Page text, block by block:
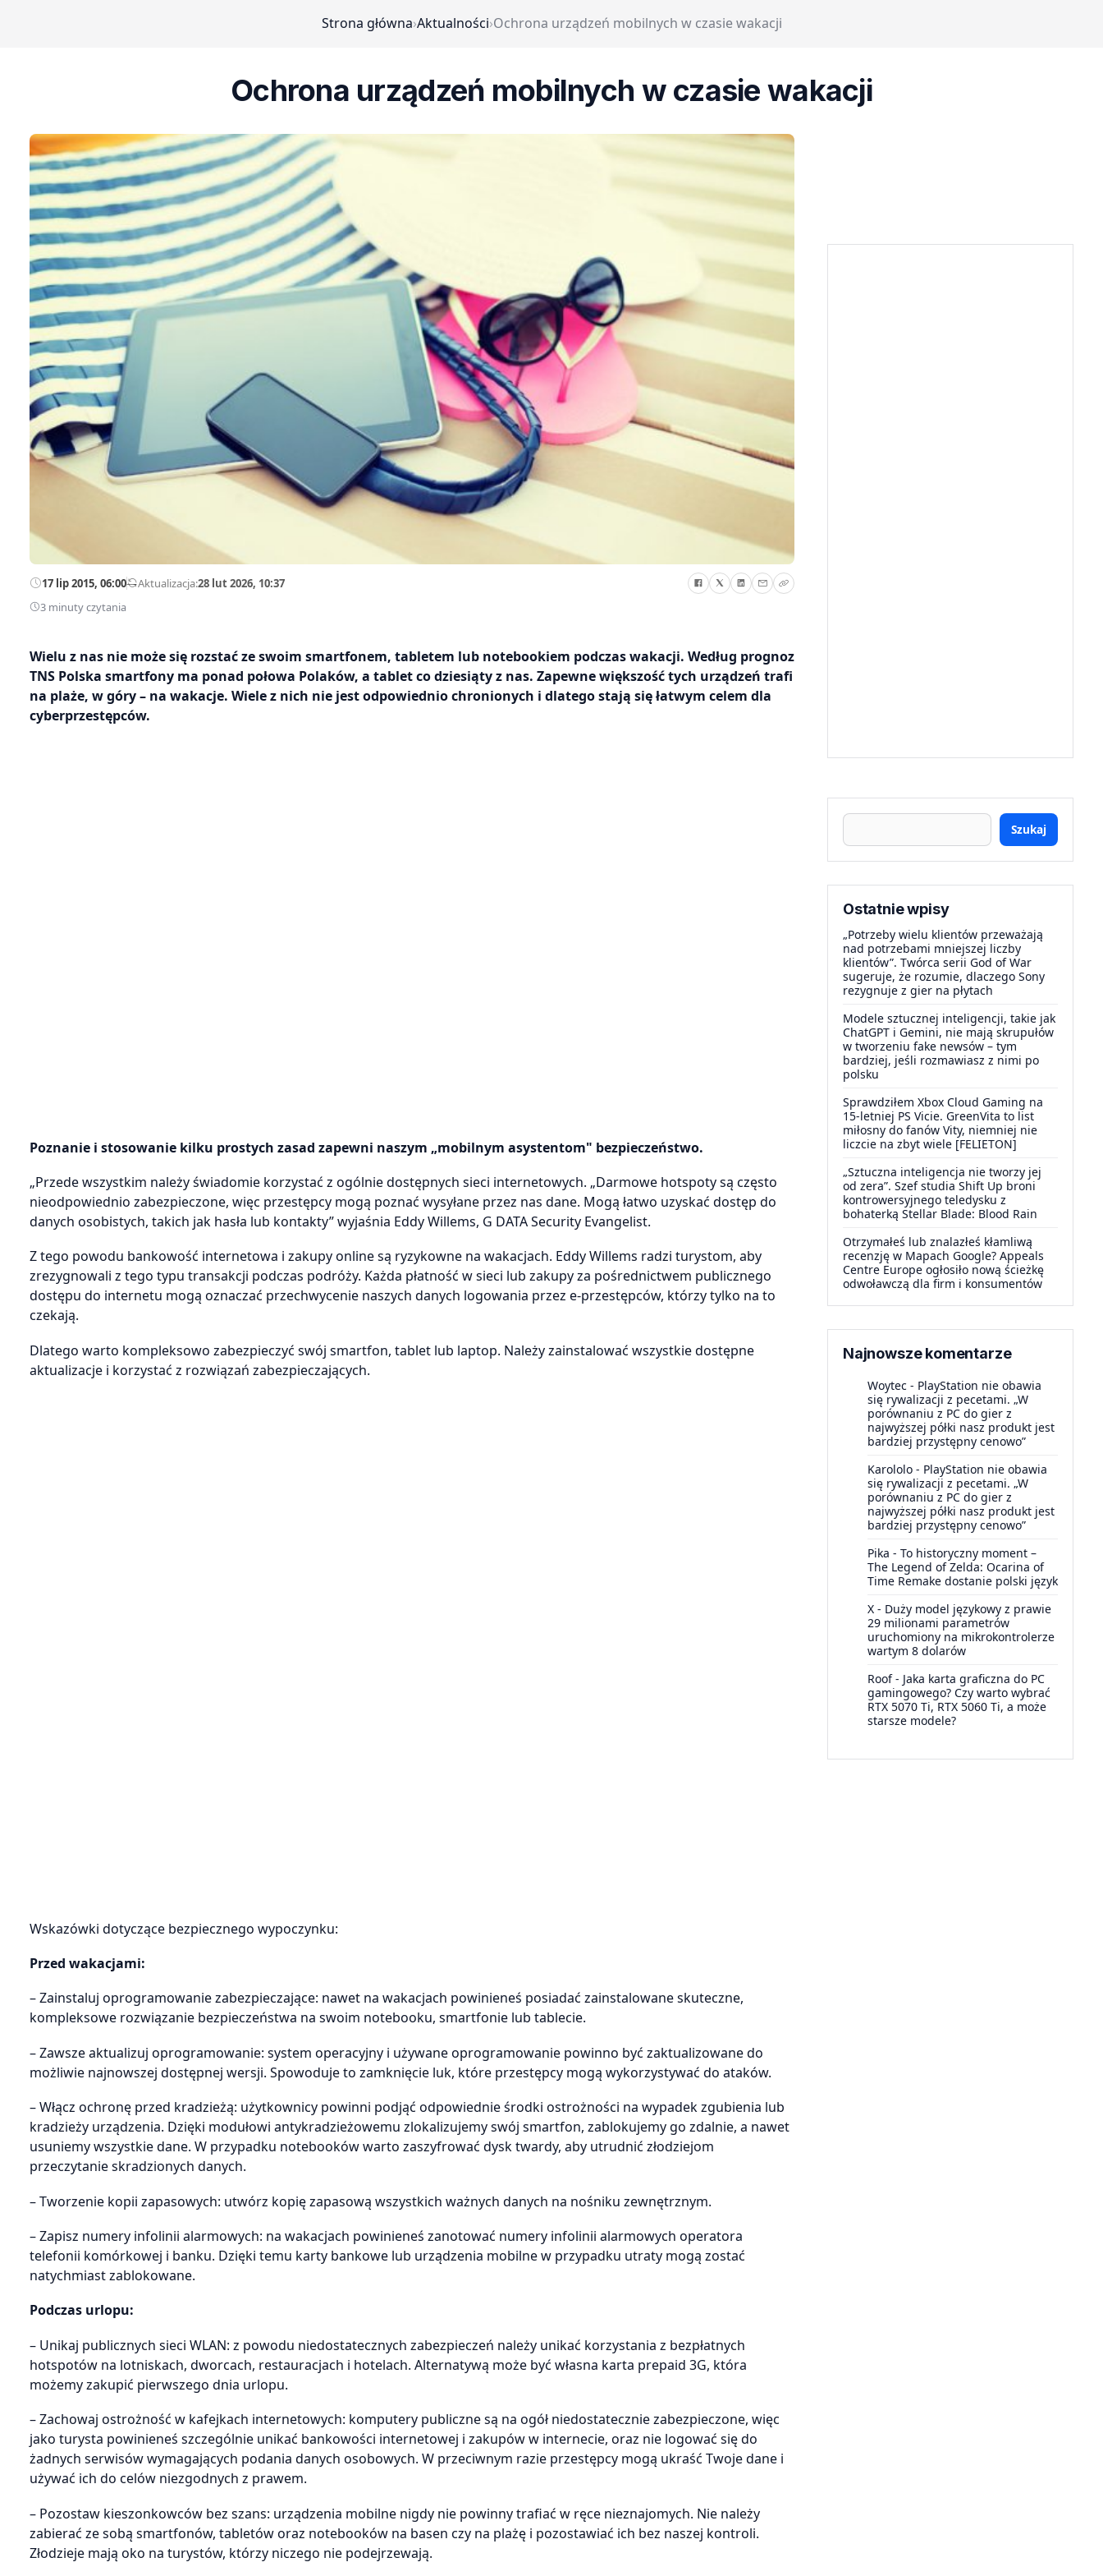
Strona główna›Aktualności›Ochrona urządzeń mobilnych w czasie wakacji
Ochrona urządzeń mobilnych w czasie wakacji
17 lip 2015, 06:00—Aktualizacja:28 lut 2026, 10:37
3 minuty czytania
Wielu z nas nie może się rozstać ze swoim smartfonem, tabletem lub notebookiem podczas wakacji. Według prognoz
TNS Polska smartfony ma ponad połowa Polaków, a tablet co dziesiąty z nas. Zapewne większość tych urządzeń trafi
na plaże, w góry – na wakacje. Wiele z nich nie jest odpowiednio chronionych i dlatego stają się łatwym celem dla
cyberprzestępców.
Poznanie i stosowanie kilku prostych zasad zapewni naszym „mobilnym asystentom" bezpieczeństwo.
„Przede wszystkim należy świadomie korzystać z ogólnie dostępnych sieci internetowych. „Darmowe hotspoty są często
nieodpowiednio zabezpieczone, więc przestępcy mogą poznać wysyłane przez nas dane. Mogą łatwo uzyskać dostęp do
danych osobistych, takich jak hasła lub kontakty” wyjaśnia Eddy Willems, G DATA Security Evangelist.
Z tego powodu bankowość internetowa i zakupy online są ryzykowne na wakacjach. Eddy Willems radzi turystom, aby
zrezygnowali z tego typu transakcji podczas podróży. Każda płatność w sieci lub zakupy za pośrednictwem publicznego
dostępu do internetu mogą oznaczać przechwycenie naszych danych logowania przez e-przestępców, którzy tylko na to
czekają.
Dlatego warto kompleksowo zabezpieczyć swój smartfon, tablet lub laptop. Należy zainstalować wszystkie dostępne
aktualizacje i korzystać z rozwiązań zabezpieczających.
Wskazówki dotyczące bezpiecznego wypoczynku:
Przed wakacjami:
– Zainstaluj oprogramowanie zabezpieczające: nawet na wakacjach powinieneś posiadać zainstalowane skuteczne,
kompleksowe rozwiązanie bezpieczeństwa na swoim notebooku, smartfonie lub tablecie.
– Zawsze aktualizuj oprogramowanie: system operacyjny i używane oprogramowanie powinno być zaktualizowane do
możliwie najnowszej dostępnej wersji. Spowoduje to zamknięcie luk, które przestępcy mogą wykorzystywać do ataków.
– Włącz ochronę przed kradzieżą: użytkownicy powinni podjąć odpowiednie środki ostrożności na wypadek zgubienia lub
kradzieży urządzenia. Dzięki modułowi antykradzieżowemu zlokalizujemy swój smartfon, zablokujemy go zdalnie, a nawet
usuniemy wszystkie dane. W przypadku notebooków warto zaszyfrować dysk twardy, aby utrudnić złodziejom
przeczytanie skradzionych danych.
– Tworzenie kopii zapasowych: utwórz kopię zapasową wszystkich ważnych danych na nośniku zewnętrznym.
– Zapisz numery infolinii alarmowych: na wakacjach powinieneś zanotować numery infolinii alarmowych operatora
telefonii komórkowej i banku. Dzięki temu karty bankowe lub urządzenia mobilne w przypadku utraty mogą zostać
natychmiast zablokowane.
Podczas urlopu:
– Unikaj publicznych sieci WLAN: z powodu niedostatecznych zabezpieczeń należy unikać korzystania z bezpłatnych
hotspotów na lotniskach, dworcach, restauracjach i hotelach. Alternatywą może być własna karta prepaid 3G, która
możemy zakupić pierwszego dnia urlopu.
– Zachowaj ostrożność w kafejkach internetowych: komputery publiczne są na ogół niedostatecznie zabezpieczone, więc
jako turysta powinieneś szczególnie unikać bankowości internetowej i zakupów w internecie, oraz nie logować się do
żadnych serwisów wymagających podania danych osobowych. W przeciwnym razie przestępcy mogą ukraść Twoje dane i
używać ich do celów niezgodnych z prawem.
– Pozostaw kieszonkowców bez szans: urządzenia mobilne nigdy nie powinny trafiać w ręce nieznajomych. Nie należy
zabierać ze sobą smartfonów, tabletów oraz notebooków na basen czy na plażę i pozostawiać ich bez naszej kontroli.
Złodzieje mają oko na turystów, którzy niczego nie podejrzewają.
Szukaj
Ostatnie wpisy
„Potrzeby wielu klientów przeważają
nad potrzebami mniejszej liczby
klientów”. Twórca serii God of War
sugeruje, że rozumie, dlaczego Sony
rezygnuje z gier na płytach
Modele sztucznej inteligencji, takie jak
ChatGPT i Gemini, nie mają skrupułów
w tworzeniu fake newsów – tym
bardziej, jeśli rozmawiasz z nimi po
polsku
Sprawdziłem Xbox Cloud Gaming na
15-letniej PS Vicie. GreenVita to list
miłosny do fanów Vity, niemniej nie
liczcie na zbyt wiele [FELIETON]
„Sztuczna inteligencja nie tworzy jej
od zera”. Szef studia Shift Up broni
kontrowersyjnego teledysku z
bohaterką Stellar Blade: Blood Rain
Otrzymałeś lub znalazłeś kłamliwą
recenzję w Mapach Google? Appeals
Centre Europe ogłosiło nową ścieżkę
odwoławczą dla firm i konsumentów
Najnowsze komentarze
Woytec - PlayStation nie obawia
się rywalizacji z pecetami. „W
porównaniu z PC do gier z
najwyższej półki nasz produkt jest
bardziej przystępny cenowo”
Karololo - PlayStation nie obawia
się rywalizacji z pecetami. „W
porównaniu z PC do gier z
najwyższej półki nasz produkt jest
bardziej przystępny cenowo”
Pika - To historyczny moment –
The Legend of Zelda: Ocarina of
Time Remake dostanie polski język
X - Duży model językowy z prawie
29 milionami parametrów
uruchomiony na mikrokontrolerze
wartym 8 dolarów
Roof- Jaka karta graficzna do PC
gamingowego? Czy warto wybrać
RTX 5070 Ti, RTX 5060 Ti, a może
starsze modele?